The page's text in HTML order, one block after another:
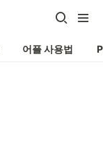
어플 사용법